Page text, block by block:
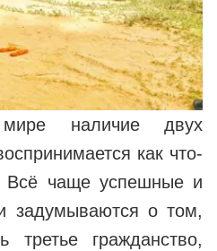
наличие двух
как что-
Всё чаще успешные и
задумываются о том,
третье гражданство,